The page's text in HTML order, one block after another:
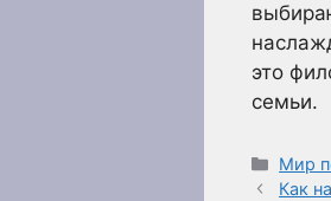
это
семьи.
Мир
Как